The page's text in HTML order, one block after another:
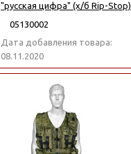
"русская цифра" (х/б Rip-Stop)
05130002
Дата добавления товара:
08.11.2020